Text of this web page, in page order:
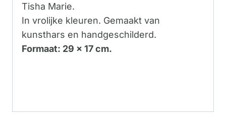
Tisha Marie.
In vrolijke kleuren. Gemaakt van
kunsthars en handgeschilderd.
Formaat: 29 x 17 cm.